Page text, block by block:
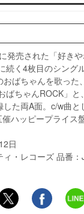
発売された「好き
続く4枚目のシング
おばちゃんを歌っ
ばちゃんROCK」と
た両A面。c/w曲と
ハッピープライス盤
日
・レコーズ 品番